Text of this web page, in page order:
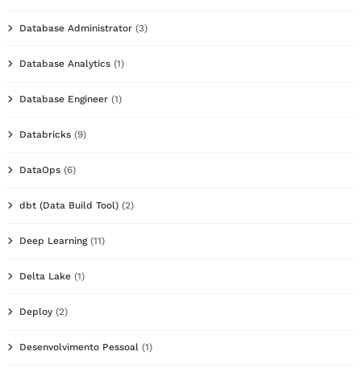
Database Administrator (3)
Database Analytics (1)
Database Engineer (1)
Databricks (9)
DataOps (6)
dbt (Data Build Tool) (2)
Deep Learning(11)
Delta Lake (1)
Deploy (2)
Desenvolvimento Pessoal (1)